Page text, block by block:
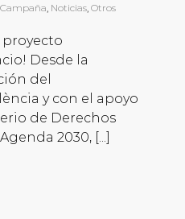
Campaña, Noticias, Otros
proyecto
Desde la
del
y con el apoyo
de Derechos
2030, [...]